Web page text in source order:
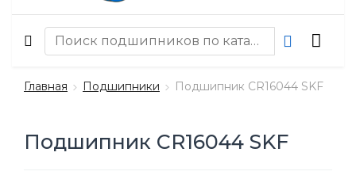
Главная Подшипники Подшипник CR16044 SKF
Подшипник CR16044 SKF